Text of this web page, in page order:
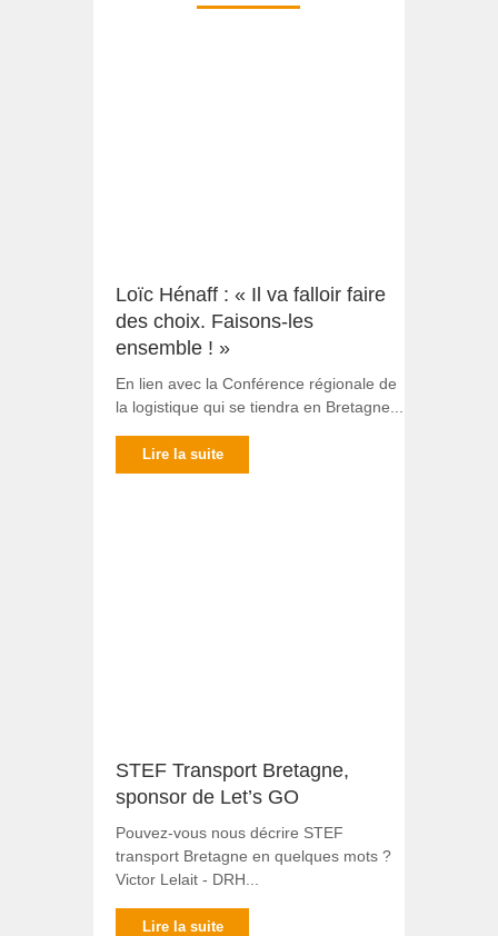
Loïc Hénaff : « Il va falloir faire
des choix. Faisons-les
ensemble ! »
En lien avec la Conférence régionale de
la logistique qui se tiendra en Bretagne...
Lire la suite
STEF Transport Bretagne,
sponsor de Let’s GO
Pouvez-vous nous décrire STEF
transport Bretagne en quelques mots ?
Victor Lelait - DRH...
Lire la suite